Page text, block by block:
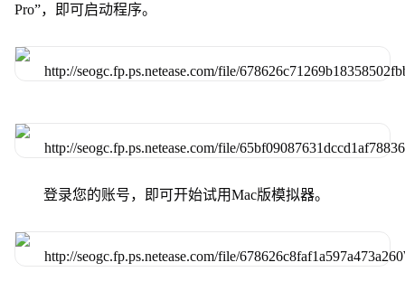
Pro”，即可启动程序。
登录您的账号，即可开始试用Mac版模拟器。